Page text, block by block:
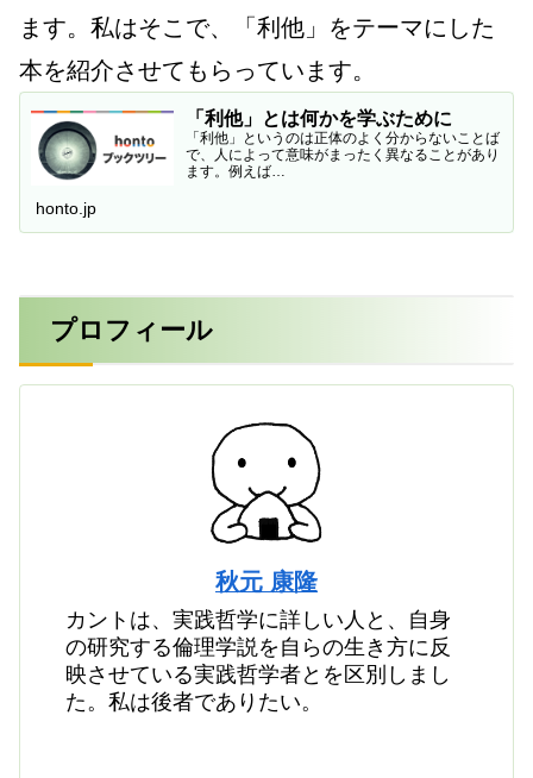
ます。私はそこで、「利他」をテーマにした
本を紹介させてもらっています。
「利他」とは何かを学ぶために
「利他」というのは正体のよく分からないことば
で、人によって意味がまったく異なることがあり
ます。例えば…
honto.jp
プロフィール
秋元 康隆
カントは、実践哲学に詳しい人と、自身
の研究する倫理学説を自らの生き方に反
映させている実践哲学者とを区別しまし
た。私は後者でありたい。